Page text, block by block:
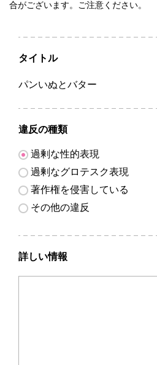
合がございます。ご注意ください。
タイトル
パンいぬとバター
違反の種類
過剰な性的表現
過剰なグロテスク表現
著作権を侵害している
その他の違反
詳しい情報